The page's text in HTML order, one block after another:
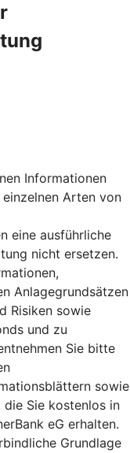
Informationen
Arten von
eine ausführliche
nicht ersetzen.
Anlagegrundsätzen
Risiken sowie
und zu
Sie bitte
sowie
Sie kostenlos in
eG erhalten.
Grundlage